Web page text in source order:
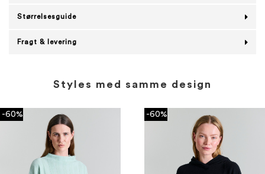
Størrelsesguide
Fragt & levering
Styles med samme design
-60% -60%